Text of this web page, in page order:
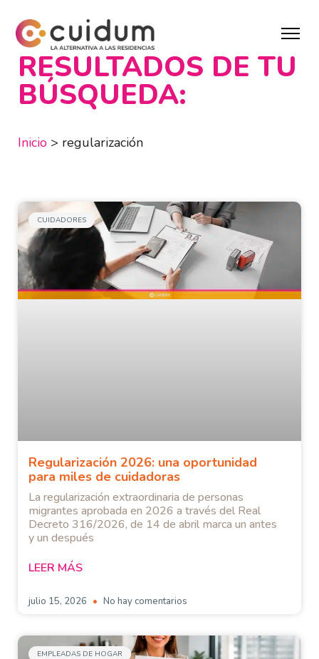
RESULTADOS DE TU
BÚSQUEDA:
Inicio > regularización
CUIDADORES
Regularización 2026: una oportunidad
para miles de cuidadoras
La regularización extraordinaria de personas
migrantes aprobada en 2026 a través del Real
Decreto 316/2026, de 14 de abril marca un antes
y un después
LEER MÁS
julio 15, 2026 No hay comentarios
EMPLEADAS DE HOGAR